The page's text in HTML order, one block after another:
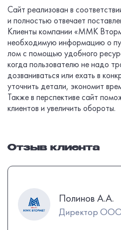
Сайт реализован в
и полностью отвечает
Клиенты компании «ММК
необходимую информацию о
лом с помощью удобного
когда пользователю не надо
дозваниваться или ехать в
уточнить детали, экономит
Также в перспективе сайт
клиентов и увеличить обороты.
Отзыв клиента
Полинов А.А.
Директор